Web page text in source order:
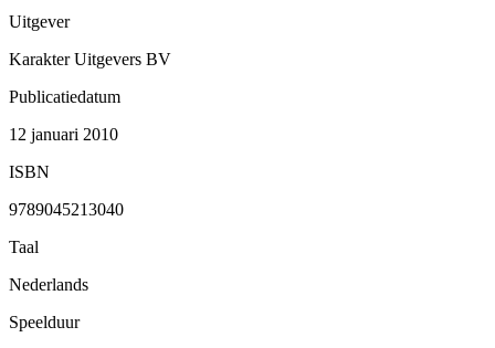
Uitgever
Karakter Uitgevers BV
Publicatiedatum
12 januari 2010
ISBN
9789045213040
Taal
Nederlands
Speelduur